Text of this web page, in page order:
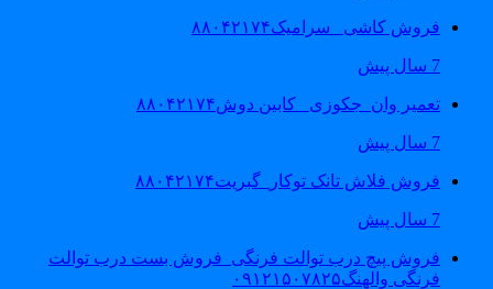
فروش کاشی _سرامیک۸۸۰۴۲۱۷۴
تعمیر وان_جکوزی_ کابین دوش۸۸۰۴۲۱۷۴
فروش فلاش تانک توکار_گبریت۸۸۰۴۲۱۷۴
فروش پیچ درب توالت فرنگی_فروش بست درب توالت
فرنگی والهنگ۰۹۱۲۱۵۰۷۸۲۵